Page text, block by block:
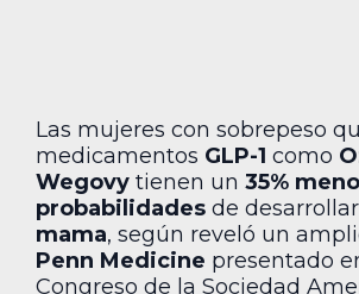
Las mujeres con sobrepeso
medicamentos GLP-1 como
Wegovy tienen un 35%
probabilidades de desarrollar
mama, según reveló un
Penn Medicine presentado
Congreso de la Sociedad